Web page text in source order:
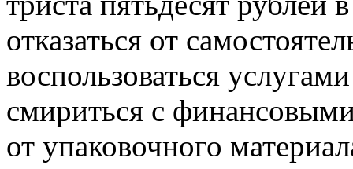
отказаться от
воспользоваться
смириться с
от упаковочного